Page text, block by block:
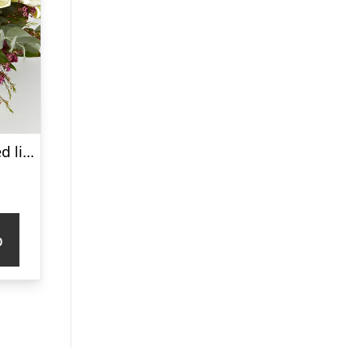
Kærlig buket med liljer, roser mm. – Send blomster med Bloomit